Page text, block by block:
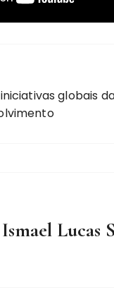
globais
Ismael Lucas